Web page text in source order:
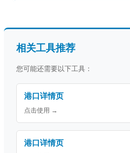
相关工具推荐
您可能还需要以下工具：
港口详情页
点击使用 →
港口详情页